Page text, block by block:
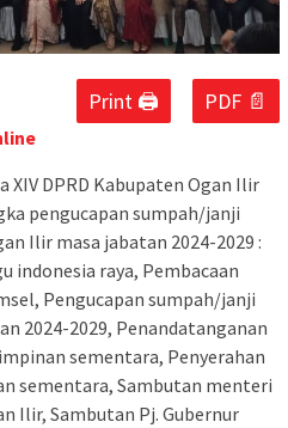
Print 🖨 PDF 📄
XIV DPRD Kabupaten Ogan Ilir
pengucapan sumpah/janji
Ilir masa jabatan 2024-2029 :
indonesia raya, Pembacaan
Pengucapan sumpah/janji
2024-2029, Penandatanganan
sementara, Penyerahan
sementara, Sambutan menteri
Ilir, Sambutan Pj. Gubernur